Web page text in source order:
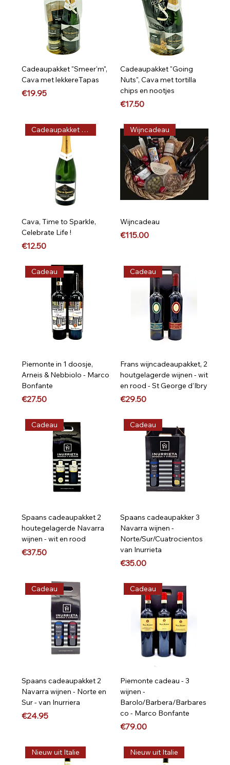
Cadeaupakket "Smeer'm",
Cava met lekkereTapas
Price
€19.95
Cadeaupakket "Going
Nuts", Cava met tortilla
chips en nootjes
Price
€17.50
Cadeaupakket op maat
Cava, Time to Sparkle,
Celebrate Life !
Price
€12.50
Wijncadeau
Wijncadeau
Price
€115.00
Cadeau
Piemonte in 1 doosje,
Arneis & Nebbiolo - Marco
Bonfante
Price
€27.50
Cadeau
Frans wijncadeaupakket, 2
houtgelagerde wijnen - wit
en rood - St George d'Ibry
Price
€29.50
Cadeau
Spaans cadeaupakket 2
houtegelagerde Navarra
wijnen - wit en rood
Price
€37.50
Cadeau
Spaans cadeaupakker 3
Navarra wijnen -
Norte/Sur/Cuatrocientos
van Inurrieta
Price
€35.00
Cadeau
Spaans cadeaupakket 2
Navarra wijnen - Norte en
Sur - van Inurriera
Price
€24.95
Cadeau
Piemonte cadeau - 3
wijnen -
Barolo/Barbera/Barbares
co - Marco Bonfante
Price
€79.00
Nieuw uit Italie Nieuw uit Italie